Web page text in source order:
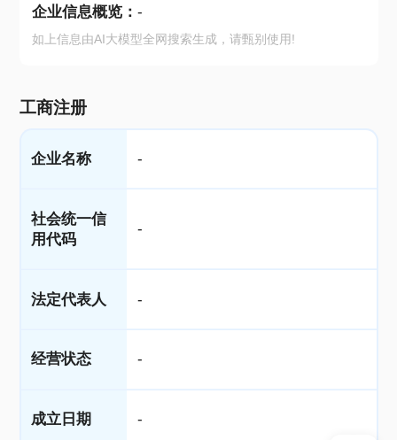
企业信息概览： -
如上信息由AI大模型全网搜索生成，请甄别使用!
工商注册
企业名称 -
社会统一信
用代码
-
法定代表人 -
经营状态 -
成立日期 -